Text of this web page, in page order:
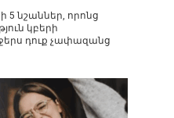
նշաններ, որոնց
կբերի
դուք չափազանց